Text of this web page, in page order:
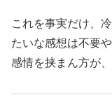
これを事実だけ、
たいな感想は不要や
感情を挟まん方が